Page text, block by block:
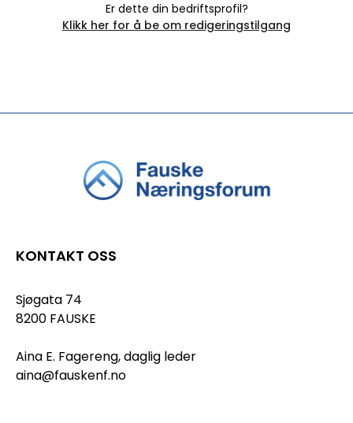
Er dette din bedriftsprofil?
Klikk her for å be om redigeringstilgang
KONTAKT OSS
Sjøgata 74
8200 FAUSKE
Aina E. Fagereng, daglig leder
aina@fauskenf.no